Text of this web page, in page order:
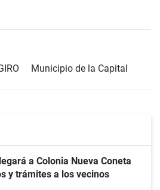
Municipio de la Capital
a Colonia Nueva Coneta
y trámites a los vecinos